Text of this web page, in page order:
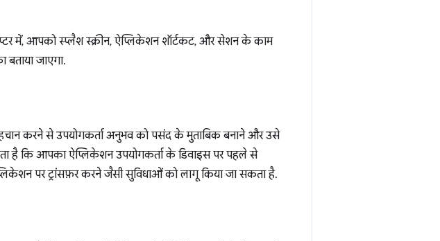
में, आपको स्प्लैश स्क्रीन, ऐप्लिकेशन शॉर्टकट, और सेशन के काम
जाएगा.
करने से उपयोगकर्ता अनुभव को पसंद के मुताबिक बनाने और उसे
है कि आपका ऐप्लिकेशन उपयोगकर्ता के डिवाइस पर पहले से
पर ट्रांसफ़र करने जैसी सुविधाओं को लागू किया जा सकता है.